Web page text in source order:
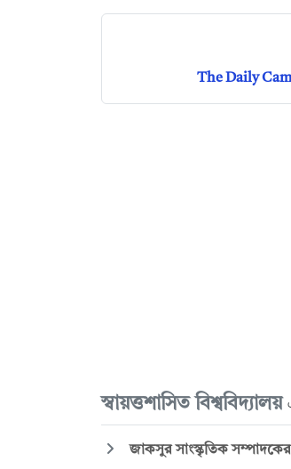
The Daily
স্বায়ত্তশাসিত বিশ্ববিদ্যালয়
জাকসুর সাংস্কৃতিক